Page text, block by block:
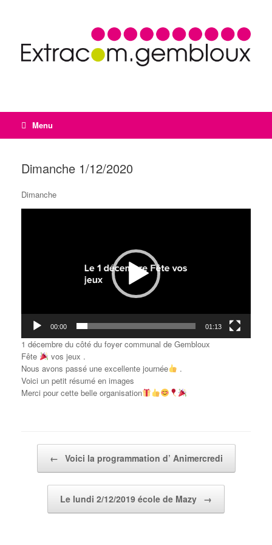
Menu
Dimanche 1/12/2020
Dimanche
00:00 01:13
1 décembre du côté du foyer communal de Gembloux
Fête
vos jeux .
Nous avons passé une excellente journée
.
Voici un petit résumé en images
Merci pour cette belle organisation
← Voici la programmation d’ Animercredi
Le lundi 2/12/2019 école de Mazy →